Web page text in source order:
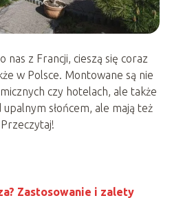
nas z Francji, cieszą się coraz
w Polsce. Montowane są nie
czy hotelach, ale także
słońcem, ale mają też
Zastosowanie i zalety